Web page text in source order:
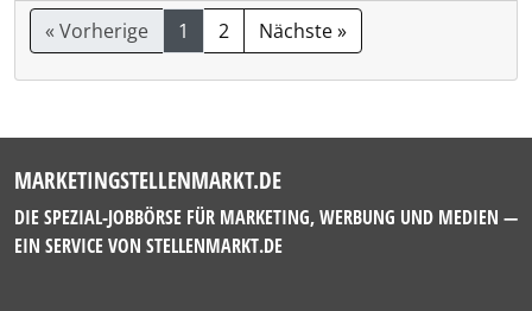
« Vorherige 1 2 Nächste »
MARKETINGSTELLENMARKT.DE
DIE SPEZIAL-JOBBÖRSE FÜR MARKETING, WERBUNG UND MEDIEN —
EIN SERVICE VON STELLENMARKT.DE